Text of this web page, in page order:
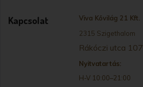
Kapcsolat
Viva Kővilág 21 Kft.
2315 Szigethalom
Rákóczi utca 107
Nyitvatartás:
H-V 10:00–21:00